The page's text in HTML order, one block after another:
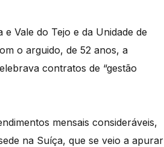
Vale do Tejo e da Unidade de
o arguido, de 52 anos, a
contratos de “gestão
mensais consideráveis,
na Suíça, que se veio a apurar